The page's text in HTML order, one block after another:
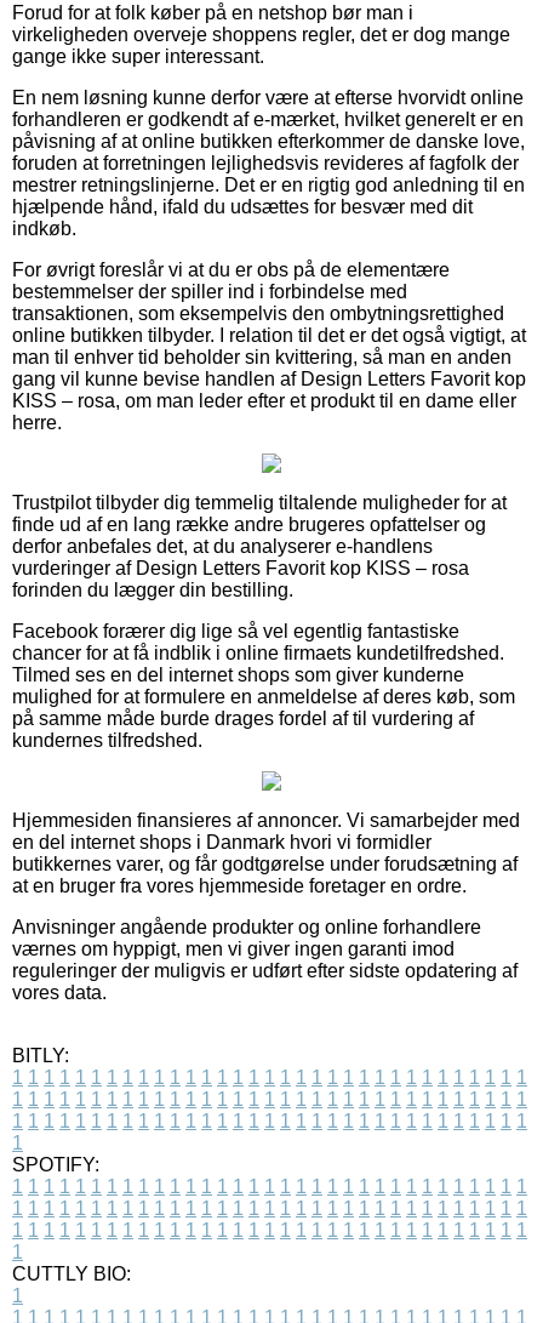
Forud for at folk køber på en netshop bør man i
virkeligheden overveje shoppens regler, det er dog mange
gange ikke super interessant.
En nem løsning kunne derfor være at efterse hvorvidt online
forhandleren er godkendt af e-mærket, hvilket generelt er en
påvisning af at online butikken efterkommer de danske love,
foruden at forretningen lejlighedsvis revideres af fagfolk der
mestrer retningslinjerne. Det er en rigtig god anledning til en
hjælpende hånd, ifald du udsættes for besvær med dit
indkøb.
For øvrigt foreslår vi at du er obs på de elementære
bestemmelser der spiller ind i forbindelse med
transaktionen, som eksempelvis den ombytningsrettighed
online butikken tilbyder. I relation til det er det også vigtigt, at
man til enhver tid beholder sin kvittering, så man en anden
gang vil kunne bevise handlen af Design Letters Favorit kop
KISS – rosa, om man leder efter et produkt til en dame eller
herre.
Trustpilot tilbyder dig temmelig tiltalende muligheder for at
finde ud af en lang række andre brugeres opfattelser og
derfor anbefales det, at du analyserer e-handlens
vurderinger af Design Letters Favorit kop KISS – rosa
forinden du lægger din bestilling.
Facebook forærer dig lige så vel egentlig fantastiske
chancer for at få indblik i online firmaets kundetilfredshed.
Tilmed ses en del internet shops som giver kunderne
mulighed for at formulere en anmeldelse af deres køb, som
på samme måde burde drages fordel af til vurdering af
kundernes tilfredshed.
Hjemmesiden finansieres af annoncer. Vi samarbejder med
en del internet shops i Danmark hvori vi formidler
butikkernes varer, og får godtgørelse under forudsætning af
at en bruger fra vores hjemmeside foretager en ordre.
Anvisninger angående produkter og online forhandlere
værnes om hyppigt, men vi giver ingen garanti imod
reguleringer der muligvis er udført efter sidste opdatering af
vores data.
BITLY:
1 1 1 1 1 1 1 1 1 1 1 1 1 1 1 1 1 1 1 1 1 1 1 1 1 1 1 1 1 1 1 1 1
1 1 1 1 1 1 1 1 1 1 1 1 1 1 1 1 1 1 1 1 1 1 1 1 1 1 1 1 1 1 1 1 1
1 1 1 1 1 1 1 1 1 1 1 1 1 1 1 1 1 1 1 1 1 1 1 1 1 1 1 1 1 1 1 1 1
1
SPOTIFY:
1 1 1 1 1 1 1 1 1 1 1 1 1 1 1 1 1 1 1 1 1 1 1 1 1 1 1 1 1 1 1 1 1
1 1 1 1 1 1 1 1 1 1 1 1 1 1 1 1 1 1 1 1 1 1 1 1 1 1 1 1 1 1 1 1 1
1 1 1 1 1 1 1 1 1 1 1 1 1 1 1 1 1 1 1 1 1 1 1 1 1 1 1 1 1 1 1 1 1
1
CUTTLY BIO:
1
1 1 1 1 1 1 1 1 1 1 1 1 1 1 1 1 1 1 1 1 1 1 1 1 1 1 1 1 1 1 1 1 1